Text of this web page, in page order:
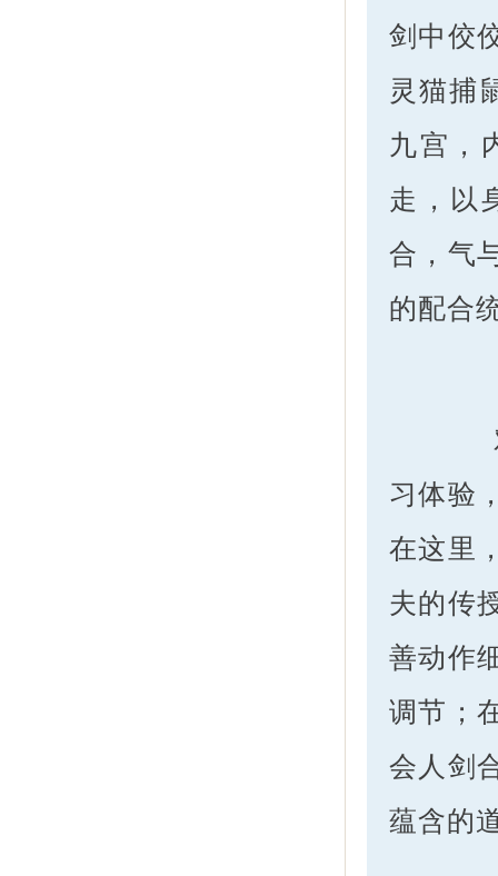
剑中佼
灵猫捕
九宫，
走，以
合，气
的配合
对
习体验
在这里
夫的传
善动作
调节；
会人剑
蕴含的